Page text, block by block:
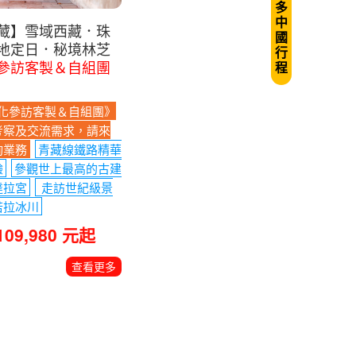
】雪域西藏．珠
訪客製＆自組團
參訪客製＆自組團》
及交流需求，請來
務
青藏線鐵路精華
參觀世上最高的古建
走訪世紀級景
冰川
元起
看
更
多
中
國
行